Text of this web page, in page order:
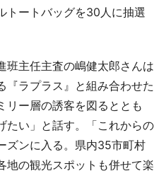
トートバッグを30人に抽選
主任主査の嶋健太郎さんは
『ラプラス』と組み合わせた
リー層の誘客を図るととも
たい」と話す。「これからの
ズンに入る。県内35市町村
地の観光スポットも併せて楽